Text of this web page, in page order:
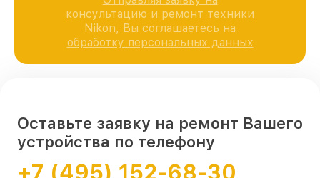
консультацию и ремонт техники
Nikon, Вы соглашаетесь на
обработку персональных данных
Оставьте заявку на ремонт Вашего
устройства по телефону
+7 (495) 152-68-30